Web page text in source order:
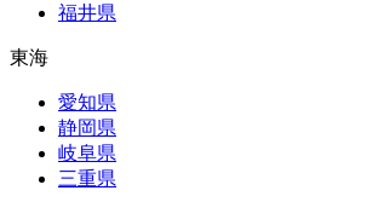
福井県
東海
愛知県
静岡県
岐阜県
三重県